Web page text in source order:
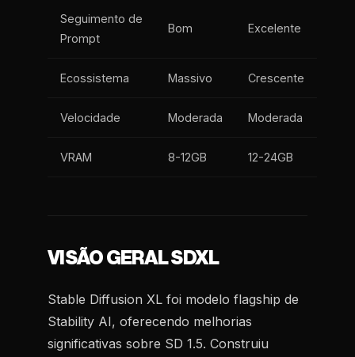
Seguimento de
Prompt
Bom Excelente
Ecossistema Massivo Crescente
Velocidade Moderada Moderada
VRAM 8-12GB 12-24GB
VISÃO GERAL SDXL
Stable Diffusion XL foi modelo flagship de
Stability AI, oferecendo melhorias
significativas sobre SD 1.5. Construiu